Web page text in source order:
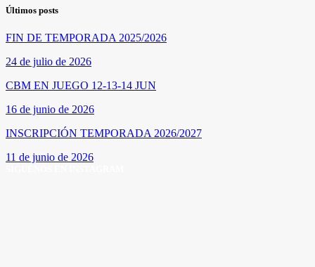
Últimos posts
FIN DE TEMPORADA 2025/2026
24 de julio de 2026
CBM EN JUEGO 12-13-14 JUN
16 de junio de 2026
INSCRIPCIÓN TEMPORADA 2026/2027
11 de junio de 2026